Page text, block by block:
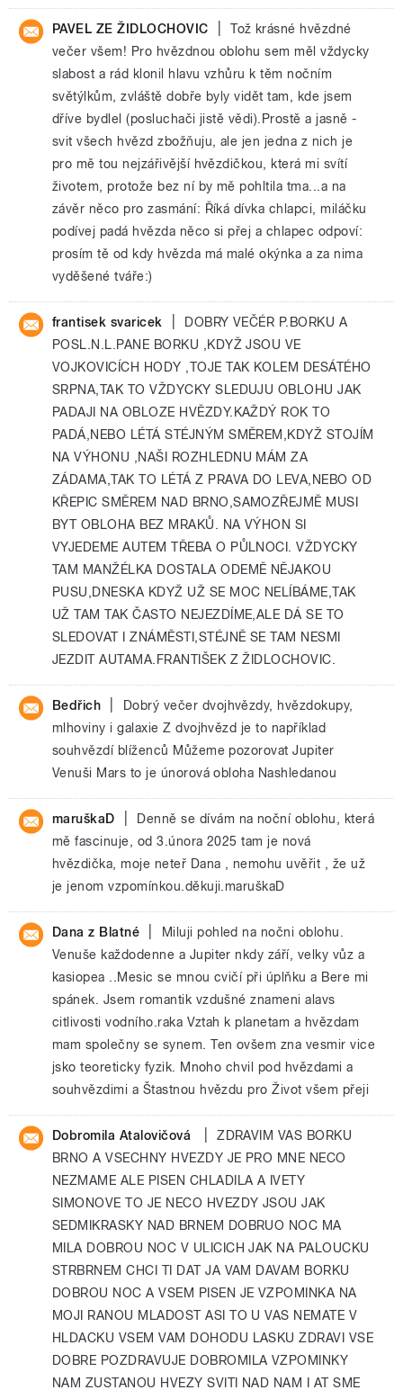
PAVEL ZE ŽIDLOCHOVIC
Tož krásné hvězdné
večer všem! Pro hvězdnou oblohu sem měl vždycky
slabost a rád klonil hlavu vzhůru k těm nočním
světýlkům, zvláště dobře byly vidět tam, kde jsem
dříve bydlel (posluchači jistě vědi).Prostě a jasně -
svit všech hvězd zbožňuju, ale jen jedna z nich je
pro mě tou nejzářivější hvězdičkou, která mi svítí
životem, protože bez ní by mě pohltila tma...a na
závěr něco pro zasmání: Říká dívka chlapci, miláčku
podívej padá hvězda něco si přej a chlapec odpoví:
prosím tě od kdy hvězda má malé okýnka a za nima
vyděšené tváře:)
frantisek svaricek
DOBRY VEČÉR P.BORKU A
POSL.N.L.PANE BORKU ,KDYŽ JSOU VE
VOJKOVICÍCH HODY ,TOJE TAK KOLEM DESÁTÉHO
SRPNA,TAK TO VŽDYCKY SLEDUJU OBLOHU JAK
PADAJI NA OBLOZE HVĚZDY.KAŽDÝ ROK TO
PADÁ,NEBO LÉTÁ STÉJNÝM SMĚREM,KDYŽ STOJÍM
NA VÝHONU ,NAŠI ROZHLEDNU MÁM ZA
ZÁDAMA,TAK TO LÉTÁ Z PRAVA DO LEVA,NEBO OD
KŘEPIC SMĚREM NAD BRNO,SAMOZŘEJMĚ MUSI
BYT OBLOHA BEZ MRAKŮ. NA VÝHON SI
VYJEDEME AUTEM TŘEBA O PŮLNOCI. VŽDYCKY
TAM MANŽÉLKA DOSTALA ODEMĚ NĚJAKOU
PUSU,DNESKA KDYŽ UŽ SE MOC NELÍBÁME,TAK
UŽ TAM TAK ČASTO NEJEZDÍME,ALE DÁ SE TO
SLEDOVAT I ZNÁMĚSTI,STÉJNĚ SE TAM NESMI
JEZDIT AUTAMA.FRANTIŠEK Z ŽIDLOCHOVIC.
Bedřich
Dobrý večer dvojhvězdy, hvězdokupy,
mlhoviny i galaxie Z dvojhvězd je to například
souhvězdí blíženců Můžeme pozorovat Jupiter
Venuši Mars to je únorová obloha Nashledanou
maruškaD
Denně se dívám na noční oblohu, která
mě fascinuje, od 3.února 2025 tam je nová
hvězdička, moje neteř Dana , nemohu uvěřit , že už
je jenom vzpomínkou.děkuji.maruškaD
Dana z Blatné
Miluji pohled na nočni oblohu.
Venuše každodenne a Jupiter nkdy září, velky vůz a
kasiopea ..Mesic se mnou cvičí při úplňku a Bere mi
spánek. Jsem romantik vzdušné znameni alavs
citlivosti vodního.raka Vztah k planetam a hvězdam
mam společny se synem. Ten ovšem zna vesmir vice
jsko teoreticky fyzik. Mnoho chvil pod hvězdami a
souhvězdimi a Štastnou hvězdu pro Život všem přeji
Dobromila Atalovičová
ZDRAVIM VAS BORKU
BRNO A VSECHNY HVEZDY JE PRO MNE NECO
NEZMAME ALE PISEN CHLADILA A IVETY
SIMONOVE TO JE NECO HVEZDY JSOU JAK
SEDMIKRASKY NAD BRNEM DOBRUO NOC MA
MILA DOBROU NOC V ULICICH JAK NA PALOUCKU
STRBRNEM CHCI TI DAT JA VAM DAVAM BORKU
DOBROU NOC A VSEM PISEN JE VZPOMINKA NA
MOJI RANOU MLADOST ASI TO U VAS NEMATE V
HLDACKU VSEM VAM DOHODU LASKU ZDRAVI VSE
DOBRE POZDRAVUJE DOBROMILA VZPOMINKY
NAM ZUSTANOU HVEZY SVITI NAD NAM I AT SME